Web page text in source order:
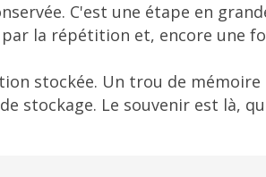
C'est une étape en
la répétition et, encore une
stockée. Un trou de mémoire
stockage. Le souvenir est là,